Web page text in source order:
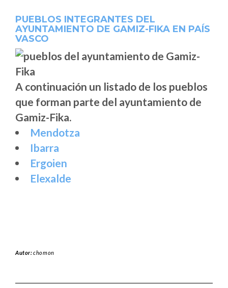
PUEBLOS INTEGRANTES DEL
AYUNTAMIENTO DE GAMIZ-FIKA EN PAÍS
VASCO
A continuación un listado de los pueblos
que forman parte del ayuntamiento de
Gamiz-Fika.
Mendotza
Ibarra
Ergoien
Elexalde
Autor:chomon